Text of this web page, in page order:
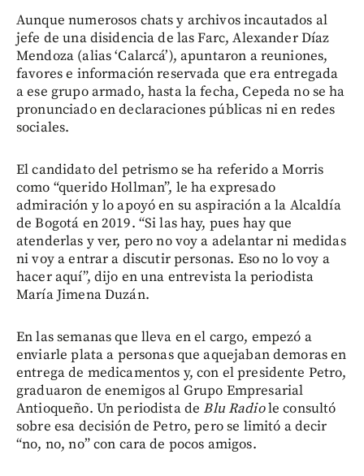
Aunque numerosos chats y archivos incautados al
jefe de una disidencia de las Farc, Alexander Díaz
Mendoza (alias ‘Calarcá’), apuntaron a reuniones,
favores e información reservada que era entregada
a ese grupo armado, hasta la fecha, Cepeda no se ha
pronunciado en declaraciones públicas ni en redes
sociales.
El candidato del petrismo se ha referido a Morris
como “querido Hollman”, le ha expresado
admiración y lo apoyó en su aspiración a la Alcaldía
de Bogotá en 2019. “Si las hay, pues hay que
atenderlas y ver, pero no voy a adelantar ni medidas
ni voy a entrar a discutir personas. Eso no lo voy a
hacer aquí”, dijo en una entrevista la periodista
María Jimena Duzán.
En las semanas que lleva en el cargo, empezó a
enviarle plata a personas que aquejaban demoras en
entrega de medicamentos y, con el presidente Petro,
graduaron de enemigos al Grupo Empresarial
Antioqueño. Un periodista deBlu Radiole consultó
sobre esa decisión de Petro, pero se limitó a decir
“no, no, no” con cara de pocos amigos.